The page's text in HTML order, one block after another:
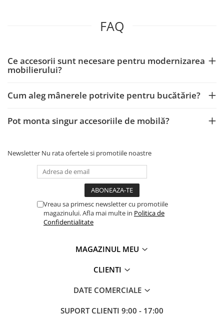
FAQ
Ce accesorii sunt necesare pentru modernizarea
mobilierului?
Cum aleg mânerele potrivite pentru bucătărie?
Pot monta singur accesoriile de mobilă?
Newsletter Nu rata ofertele si promotiile noastre
Vreau sa primesc newsletter cu promotiile
magazinului. Afla mai multe in Politica de
Confidentialitate
MAGAZINUL MEU
CLIENTI
DATE COMERCIALE
SUPORT CLIENTI 9:00 - 17:00